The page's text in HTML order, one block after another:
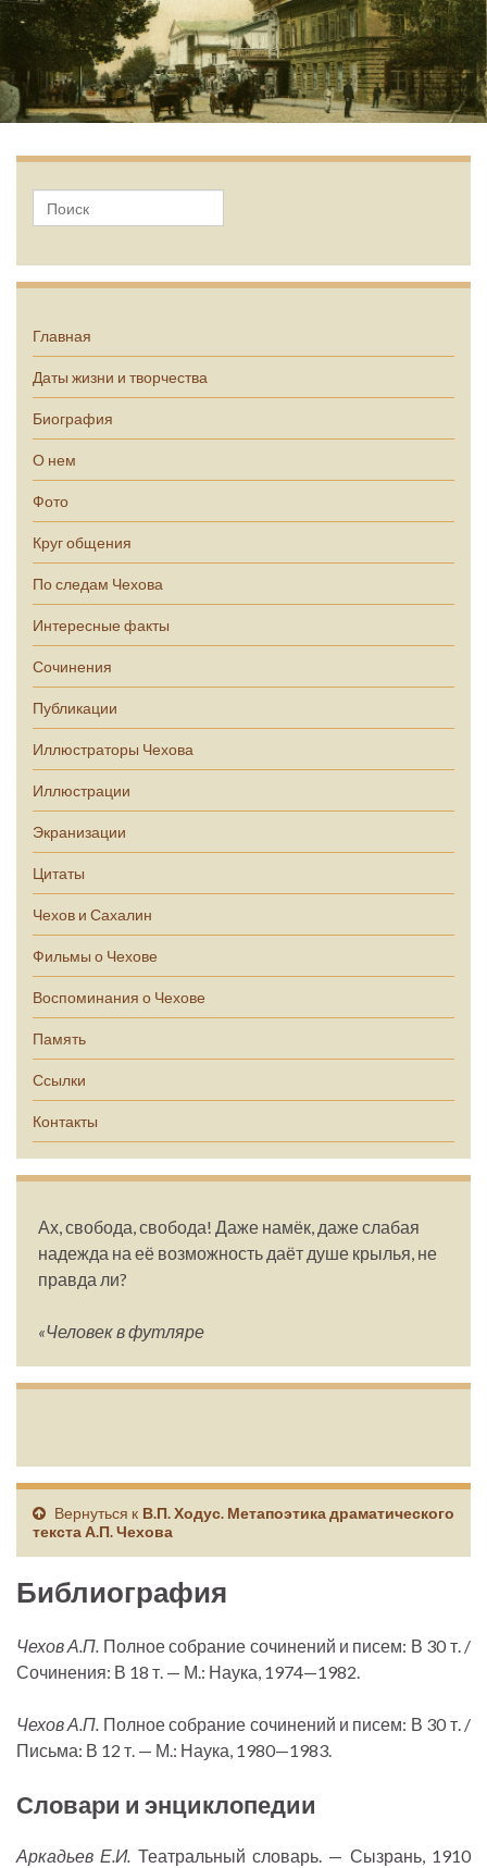
Главная
Даты жизни и творчества
Биография
О нем
Фото
Круг общения
По следам Чехова
Интересные факты
Сочинения
Публикации
Иллюстраторы Чехова
Иллюстрации
Экранизации
Цитаты
Чехов и Сахалин
Фильмы о Чехове
Воспоминания о Чехове
Память
Ссылки
Контакты
Ах, свобода, свобода! Даже намёк, даже слабая
надежда на её возможность даёт душе крылья, не
правда ли?
«Человек в футляре
Вернуться к В.П. Ходус. Метапоэтика драматического
текста А.П. Чехова
Библиография
Чехов А.П. Полное собрание сочинений и писем: В 30 т. /
Сочинения: В 18 т. — М.: Наука, 1974—1982.
Чехов А.П. Полное собрание сочинений и писем: В 30 т. /
Письма: В 12 т. — М.: Наука, 1980—1983.
Словари и энциклопедии
Аркадьев Е.И. Театральный словарь. — Сызрань, 1910